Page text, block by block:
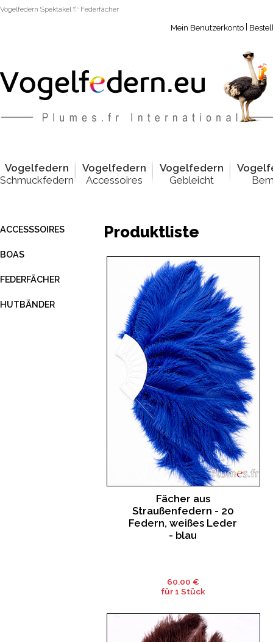
Vogelfedern Spektakel Federfächer
Mein Benutzerkonto
Vogelfedern
Schmuckfedern
Vogelfedern
Accessoires
Vogelfedern
Gebleicht
ACCESSSOIRES
BOAS
FEDERFÄCHER
HUTBÄNDER
Produktliste
Fächer aus
Straußenfedern - 20
Federn, weißes Leder
- blau
60.00 €
für 1 Stück